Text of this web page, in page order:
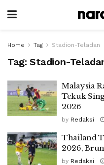
Home Tag Stadion-Teladan
Tag: Stadion-
Malaysia
Tekuk
2026
by Redaksi
Thailand
2026,
by Redaksi